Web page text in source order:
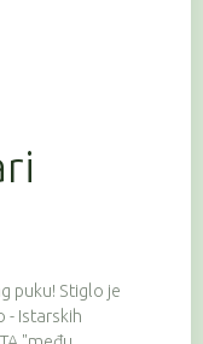
puku! Stiglo je
- Istarskih